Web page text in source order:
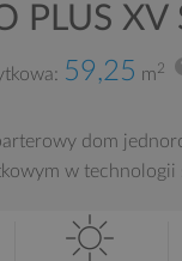
PLUS XV
59,25 m2
dom
w technologii